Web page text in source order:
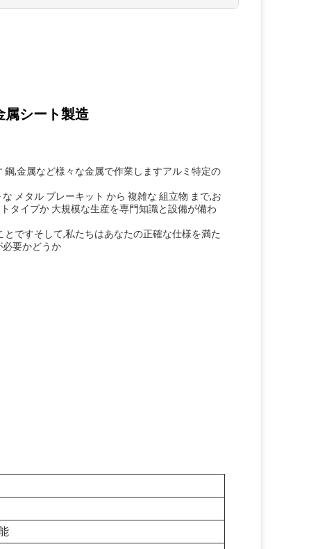
属シート製造
,金属など様々な金属で作業しますアルミ特定の
メタル ブレーキット から 複雑な 組立物 まで,お
タイプか 大規模な生産を専門知識と設備が備わ
ですそして,私たちはあなたの正確な仕様を満た
要かどうか